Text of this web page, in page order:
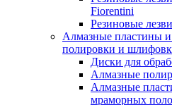
Fiorentini
Резиновые
Алмазные пластины и
полировки и
Диски для
Алмазные
Алмазные
мраморных